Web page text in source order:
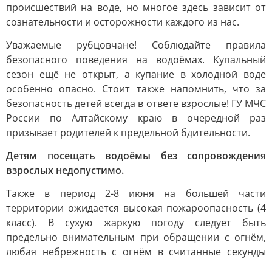
происшествий на воде, но многое здесь зависит от
сознательности и осторожности каждого из нас.
Уважаемые рубцовчане! Соблюдайте правила
безопасного поведения на водоёмах. Купальный
сезон ещё не открыт, а купание в холодной воде
особенно опасно. Стоит также напомнить, что за
безопасность детей всегда в ответе взрослые! ГУ МЧС
России по Алтайскому краю в очередной раз
призывает родителей к предельной бдительности.
Детям посещать водоёмы без сопровождения
взрослых недопустимо.
Также в период 2-8 июня на большей части
территории ожидается высокая пожароопасность (4
класс). В сухую жаркую погоду следует быть
предельно внимательным при обращении с огнём,
любая небрежность с огнём в считанные секунды